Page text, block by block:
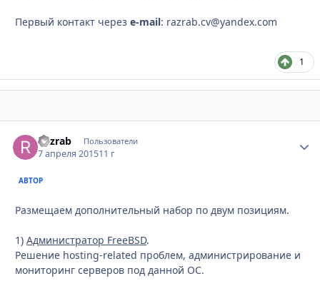
Первый контакт через e-mail: razrab.cv@yandex.com
1
Razrab Пользователи
7 апреля 201511 г
АВТОР
Размещаем дополнительный набор по двум позициям.
1) Администратор FreeBSD.
Решение hosting-related проблем, администрирование и
мониторинг серверов под данной ОС.